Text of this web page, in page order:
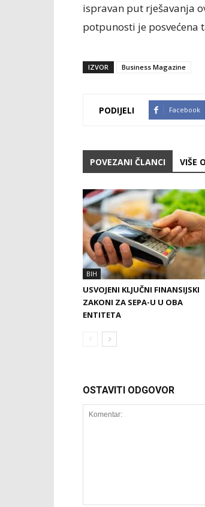
ispravan put rješavanja
potpunosti je posvećena
IZVOR Business Magazine
PODIJELI Facebook
POVEZANI ČLANCI VIŠE
BIH
USVOJENI KLJUČNI FINANSIJSKI
ZAKONI ZA SEPA-U U OBA
ENTITETA
OSTAVITI ODGOVOR